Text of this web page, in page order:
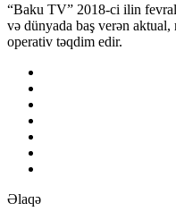
“Baku TV” 2018-ci ilin fevral
və dünyada baş verən
operativ təqdim edir.
Əlaqə